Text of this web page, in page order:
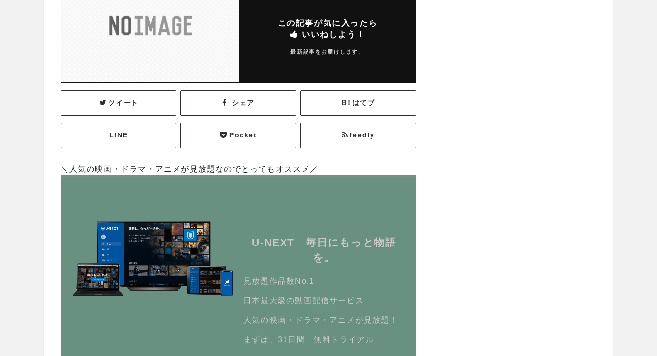
この記事が気に入ったら
いいねしよう！
最新記事をお届けします。
ツイート シェア はてブ
LINE Pocket feedly
＼人気の映画・ドラマ・アニメが見放題なのでとってもオススメ／
U-NEXT 毎日にもっと物語
を。
見放題作品数No.1
日本最大級の動画配信サービス
人気の映画・ドラマ・アニメが見放題！
まずは、31日間 無料トライアル